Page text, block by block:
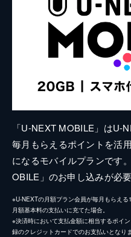
「U-NEXT MOBILE」はU-
毎月もらえるポイントを活
になるモバイルプランです
OBILE」のお申し込みが必要
※U-NEXTの月額プラン会員が毎月もらえ
月額基本料の支払いに充てた場合。
※決済時において支払金額に相当するポイ
録のクレジットカードでのお支払いとなりま